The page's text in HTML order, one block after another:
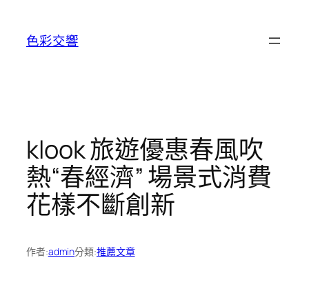
色彩交響
klook 旅遊優惠春風吹
熱“春經濟” 場景式消費
花樣不斷創新
作者:admin分類:推薦文章